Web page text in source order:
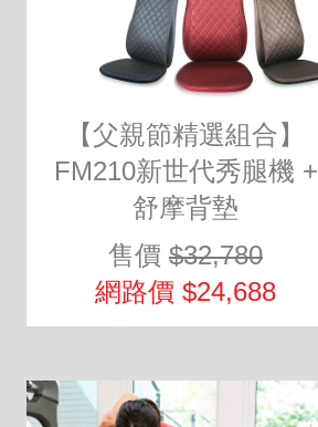
【父親節精選組合】
FM210新世代秀腿機 +
舒摩背墊
售價 $32,780
網路價 $24,688